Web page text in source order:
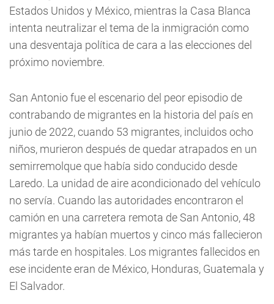
Estados Unidos y México, mientras la Casa Blanca
intenta neutralizar el tema de la inmigración como
una desventaja política de cara a las elecciones del
próximo noviembre.
San Antonio fue el escenario del peor episodio de
contrabando de migrantes en la historia del país en
junio de 2022, cuando 53 migrantes, incluidos ocho
niños, murieron después de quedar atrapados en un
semirremolque que había sido conducido desde
Laredo. La unidad de aire acondicionado del vehículo
no servía. Cuando las autoridades encontraron el
camión en una carretera remota de San Antonio, 48
migrantes ya habían muertos y cinco más fallecieron
más tarde en hospitales. Los migrantes fallecidos en
ese incidente eran de México, Honduras, Guatemala y
El Salvador.